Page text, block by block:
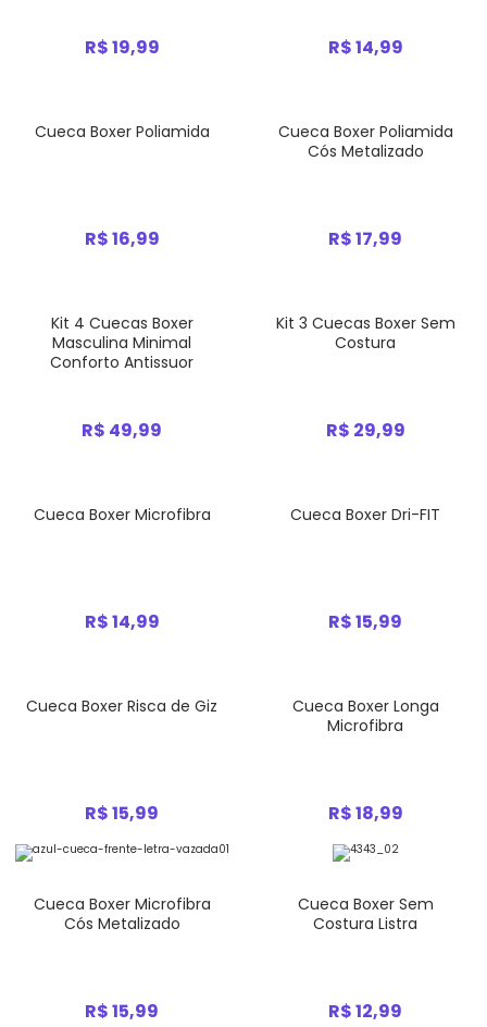
R$ 19,99 R$ 14,99
Cueca Boxer Poliamida
R$ 16,99
Cueca Boxer Poliamida
Cós Metalizado
R$ 17,99
Kit 4 Cuecas Boxer
Masculina Minimal
Conforto Antissuor
R$ 49,99
Kit 3 Cuecas Boxer Sem
Costura
R$ 29,99
Cueca Boxer Microfibra
R$ 14,99
Cueca Boxer Dri-FIT
R$ 15,99
Cueca Boxer Risca de Giz
R$ 15,99
Cueca Boxer Longa
Microfibra
R$ 18,99
Cueca Boxer Microfibra
Cós Metalizado
R$ 15,99
Cueca Boxer Sem
Costura Listra
R$ 12,99